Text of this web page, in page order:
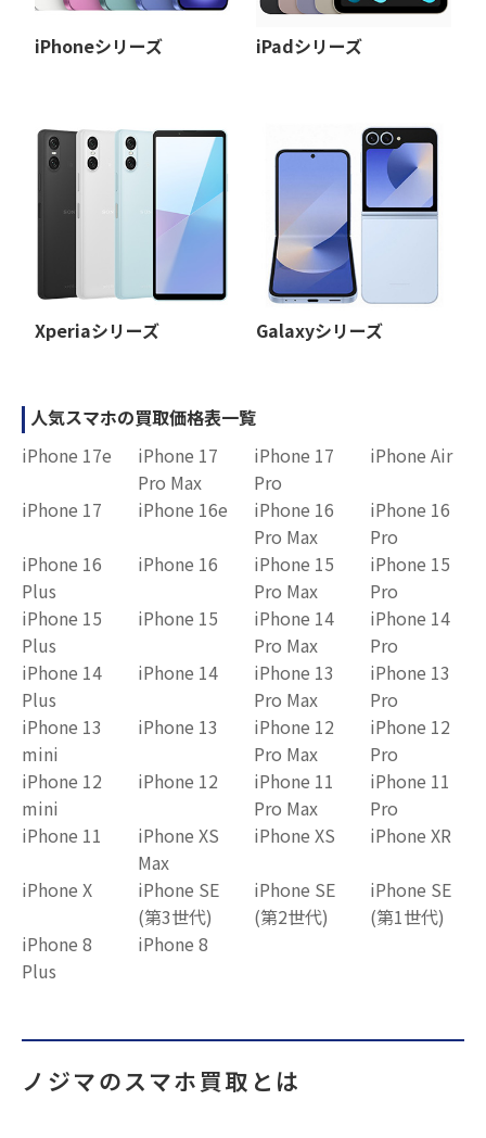
iPhoneシリーズ iPadシリーズ
Xperiaシリーズ Galaxyシリーズ
人気スマホの買取価格表一覧
iPhone 17e
iPhone 17
Pro Max
iPhone 17
Pro
iPhone Air
iPhone 17 iPhone 16e
iPhone 16
Pro Max
iPhone 16
Pro
iPhone 16
Plus
iPhone 16
iPhone 15
Pro Max
iPhone 15
Pro
iPhone 15
Plus
iPhone 15
iPhone 14
Pro Max
iPhone 14
Pro
iPhone 14
Plus
iPhone 14
iPhone 13
Pro Max
iPhone 13
Pro
iPhone 13
mini
iPhone 13
iPhone 12
Pro Max
iPhone 12
Pro
iPhone 12
mini
iPhone 12
iPhone 11
Pro Max
iPhone 11
Pro
iPhone 11
iPhone XS
Max
iPhone XS iPhone XR
iPhone X
iPhone SE
(第3世代)
iPhone SE
(第2世代)
iPhone SE
(第1世代)
iPhone 8
Plus
iPhone 8
ノジマのスマホ買取とは